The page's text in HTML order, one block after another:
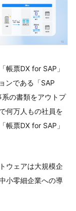
帳票DX for SAP」
ンである「SAP
の書類をアウトプ
何万人もの社員を
帳票DX for SAP」
ウェアは大規模企
小零細企業への導